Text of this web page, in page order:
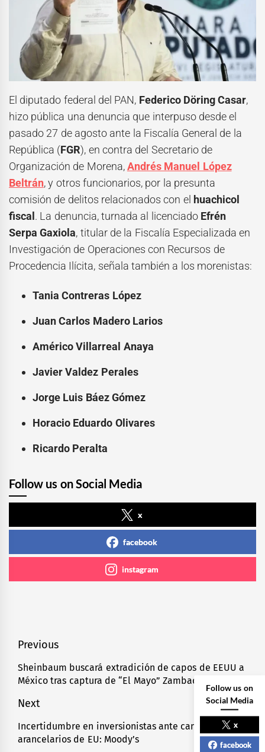
El diputado federal del PAN, Federico Döring Casar,
hizo pública una denuncia que interpuso desde el
pasado 27 de agosto ante la Fiscalía General de la
República (FGR), en contra del Secretario de
Organización de Morena,Andrés Manuel López
Beltrán, y otros funcionarios, por la presunta
comisión de delitos relacionados con el huachicol
fiscal. La denuncia, turnada al licenciado Efrén
Serpa Gaxiola, titular de la Fiscalía Especializada en
Investigación de Operaciones con Recursos de
Procedencia Ilícita, señala también a los morenistas:
Tania Contreras López
Juan Carlos Madero Larios
Américo Villarreal Anaya
Javier Valdez Perales
Jorge Luis Báez Gómez
Horacio Eduardo Olivares
Ricardo Peralta
Follow us on Social Media
x
facebook
instagram
Navegación
de
entradas
Previous
Previous
post:
Sheinbaum buscará extradición de capos de EEUU a
México tras captura de “El Mayo” Zambada
Next
Next
post:
Incertidumbre en inversionistas ante cambios
arancelarios de EU: Moody’s
Follow us on
Social Media
x
facebook